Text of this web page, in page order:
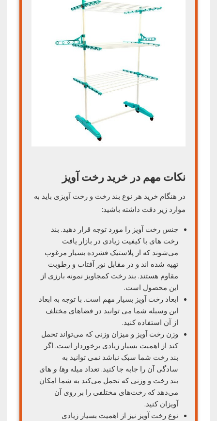
نکات مهم در خرید رخت آویز
در هنگام خرید هر نوع بند رخت و رخت آویزی باید به
موارد زیر دقت داشته باشید:
جنس رخت آویز را مورد توجه قرار دهید. بند
رخت های با کیفیت زیادی در بازار یافت
می‌شوند که از پلاستیک فشرده بسیار مرغوب
تهیه شده اند و در مقابل نور آفتاب و رطوبت
مقاوم هستند. بند رخت کمجاویز نمونه بارزی از
این محصول است.
ابعاد رخت آویز بسیار مهم است. با توجه به ابعاد
این وسیله شما می توانید در فضاهای مختلف
از آن استفاده کنید.
وزن رخت آویز و میزان وزنی که می‌تواند تحمل
کند از اهمیت بسیار زیادی برخوردار است. اگر
بند رخت شما سبک نباشد نمی توانید به
سادگی آن را جابه جا کنید. تعداد میله و‌ها و های
بند رخت و وزنی که تحمل می‌کند به شما امکان
می‌دهد که رخت‌های مختلفی را بر روی آن
آویزان کنید.
نوع رخت آویز نیز از اهمیت بسیار زیادی